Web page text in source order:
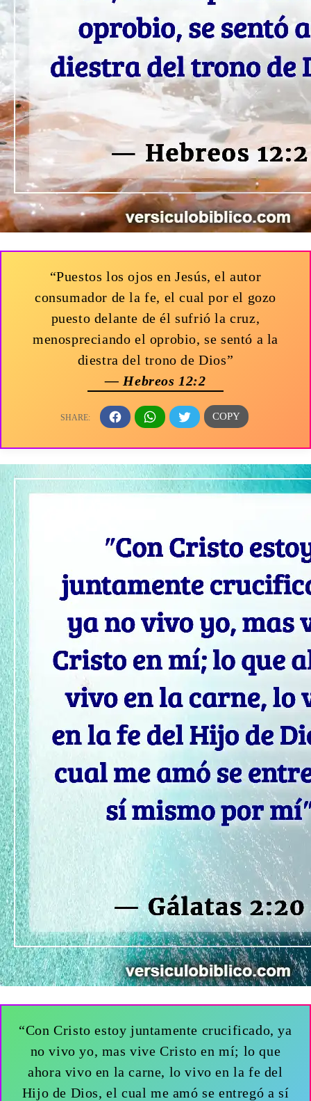
“Puestos los ojos en Jesús, el autor
consumador de la fe, el cual por el gozo
puesto delante de él sufrió la cruz,
menospreciando el oprobio, se sentó a la
diestra del trono de Dios”
— Hebreos 12:2
“Con Cristo estoy juntamente crucificado, ya
no vivo yo, mas vive Cristo en mí; lo que
ahora vivo en la carne, lo vivo en la fe del
Hijo de Dios, el cual me amó se entregó a sí